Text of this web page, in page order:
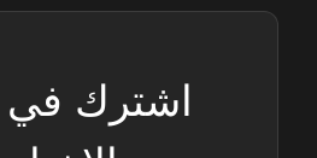
اشترك في